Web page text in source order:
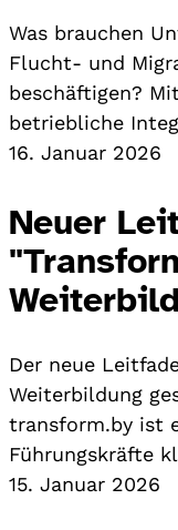
Was brauchen
Flucht- und
beschäftigen?
betriebliche
16. Januar 2026
Neuer
Der neue
Weiterbildung
transform.by ist
Führungskräfte
15. Januar 2026